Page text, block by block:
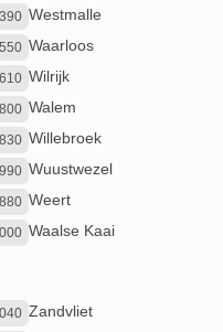
Westmalle
Waarloos
Wilrijk
Walem
Willebroek
Wuustwezel
Weert
Waalse Kaai
Zandvliet